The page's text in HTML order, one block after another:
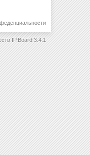
IP.Board 3.4.1